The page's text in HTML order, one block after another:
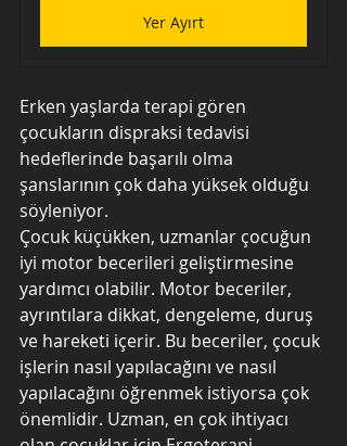
Yer Ayırt
Erken yaşlarda terapi gören
çocukların dispraksi tedavisi
hedeflerinde başarılı olma
şanslarının çok daha yüksek olduğu
söyleniyor.
Çocuk küçükken, uzmanlar çocuğun
iyi motor becerileri geliştirmesine
yardımcı olabilir. Motor beceriler,
ayrıntılara dikkat, dengeleme, duruş
ve hareketi içerir. Bu beceriler, çocuk
işlerin nasıl yapılacağını ve nasıl
yapılacağını öğrenmek istiyorsa çok
önemlidir. Uzman, en çok ihtiyacı